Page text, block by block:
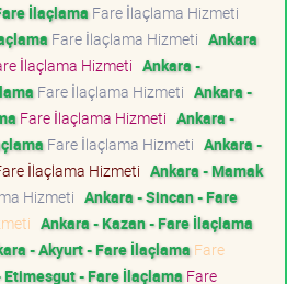
İlaçlama Fare İlaçlama Hizmeti
Fare İlaçlama Hizmeti Ankara
İlaçlama Hizmeti Ankara -
Fare İlaçlama Hizmeti Ankara -
Fare İlaçlama Hizmeti Ankara -
Fare İlaçlama Hizmeti Ankara -
İlaçlama Hizmeti Ankara - Mamak
Hizmeti Ankara - Sincan - Fare
Ankara - Kazan - Fare İlaçlama
- Akyurt - Fare İlaçlama Fare
Etimesgut - Fare İlaçlama Fare